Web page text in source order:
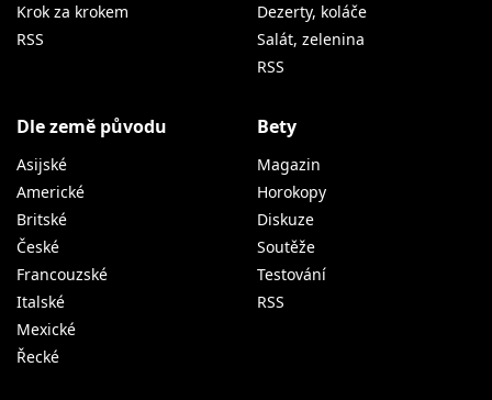
Krok za krokem
RSS
Dezerty, koláče
Salát, zelenina
RSS
Dle země původu
Asijské
Americké
Britské
České
Francouzské
Italské
Mexické
Řecké
Bety
Magazin
Horokopy
Diskuze
Soutěže
Testování
RSS